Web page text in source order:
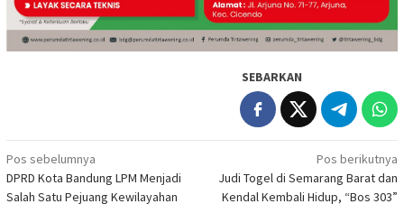
SEBARKAN
Navigasi
pos
Pos sebelumnya
DPRD Kota Bandung LPM Menjadi
Salah Satu Pejuang Kewilayahan
Pos berikutnya
Judi Togel di Semarang Barat dan
Kendal Kembali Hidup, “Bos 303”